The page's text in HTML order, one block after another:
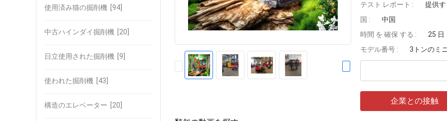
使用済み猫の掘削機 [94]
中古ハインダイ掘削機 [20]
日立使用された掘削機 [9]
使われた掘削機 [43]
構造のエレベーター [20]
テスト レポート :
提供
国 :
中国
時間 を 確保 する :
25 日
モデル番号 :
3トンのミ
企業との接触